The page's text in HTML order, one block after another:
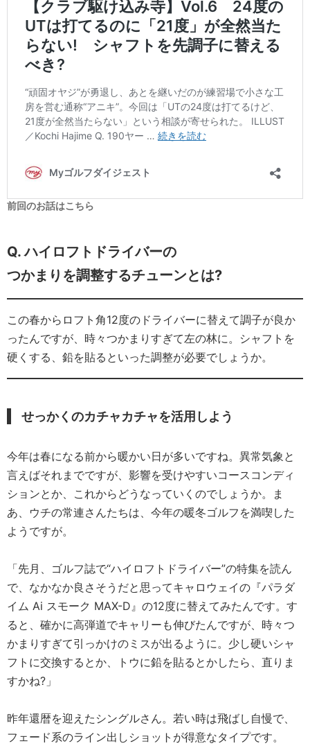
前回のお話はこちら
Q. ハイロフトドライバーの
つかまりを調整するチューンとは?
この春からロフト角12度のドライバーに替えて調子が良か
ったんですが、時々つかまりすぎて左の林に。シャフトを
硬くする、鉛を貼るといった調整が必要でしょうか。
せっかくのカチャカチャを活用しよう
今年は春になる前から暖かい日が多いですね。異常気象と
言えばそれまでですが、影響を受けやすいコースコンディ
ションとか、これからどうなっていくのでしょうか。ま
あ、ウチの常連さんたちは、今年の暖冬ゴルフを満喫した
ようですが。
「先月、ゴルフ誌で“ハイロフトドライバー”の特集を読ん
で、なかなか良さそうだと思ってキャロウェイの『パラダ
イム Ai スモーク MAX-D』の12度に替えてみたんです。す
ると、確かに高弾道でキャリーも伸びたんですが、時々つ
かまりすぎて引っかけのミスが出るように。少し硬いシャ
フトに交換するとか、トウに鉛を貼るとかしたら、直りま
すかね?」
昨年還暦を迎えたシングルさん。若い時は飛ばし自慢で、
フェード系のライン出しショットが得意なタイプです。